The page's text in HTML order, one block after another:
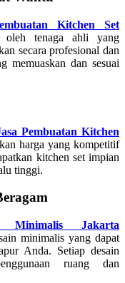
Kitchen Set
oleh tenaga ahli yang
secara profesional dan
memuaskan dan sesuai
Pembuatan Kitchen
harga yang kompetitif
kitchen set impian
tinggi.
Minimalis Jakarta
minimalis yang dapat
Anda. Setiap desain
ruang dan